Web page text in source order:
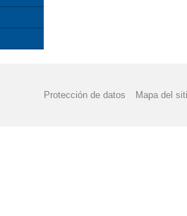
Protección de datos Mapa del